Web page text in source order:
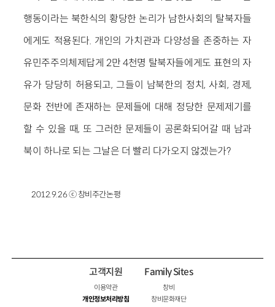
행동이라는 북한식의 황당한 논리가 남한사회의 탈북자들
에게도 적용된다. 개인의 가치관과 다양성을 존중하는 자
유민주주의체제답게 2만 4천명 탈북자들에게도 표현의 자
유가 당당히 허용되고, 그들이 남북한의 정치, 사회, 경제,
문화 전반에 존재하는 문제들에 대해 정당한 문제제기를
할 수 있을 때, 또 그러한 문제들이 공론화되어갈 때 남과
북이 하나로 되는 그날은 더 빨리 다가오지 않겠는가?
2012.9.26 ⓒ 창비주간논평
고객지원
이용약관
개인정보처리방침
Family Sites
창비
창비문화재단